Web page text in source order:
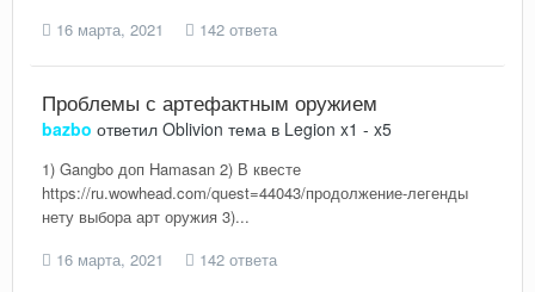
16 марта, 2021
142 ответа
Проблемы с артефактным оружием
bazbo ответил Oblivion тема в Legion x1 - x5
1) Gangbo доп Hamasan 2) В квесте
https://ru.wowhead.com/quest=44043/продолжение-легенды
нету выбора арт оружия 3)...
16 марта, 2021
142 ответа